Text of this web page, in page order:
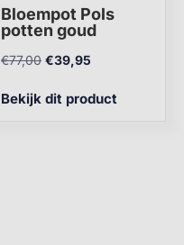
Bloempot Pols
potten goud
€77,00 €39,95
Bekijk dit product